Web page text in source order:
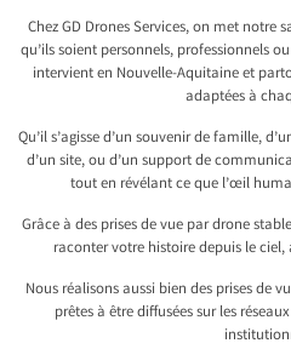
Chez GD Drones Services, on met notre
qu’ils soient personnels, professionnels
intervient en Nouvelle-Aquitaine et
adaptées à
Qu’il s’agisse d’un souvenir de famille,
d’un site, ou d’un support de
tout en révélant ce que l’œil
Grâce à des prises de vue par drone
raconter votre histoire depuis le
Nous réalisons aussi bien des prises de
prêtes à être diffusées sur les